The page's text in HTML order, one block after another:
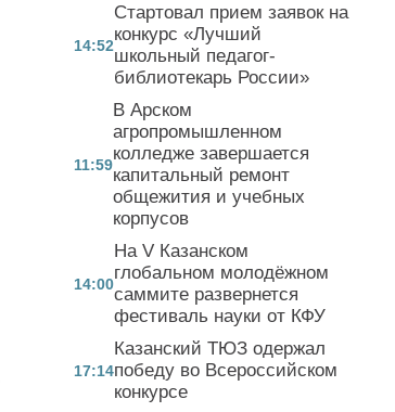
14:52
Стартовал прием заявок на
конкурс «Лучший
школьный педагог-
библиотекарь России»
11:59
В Арском
агропромышленном
колледже завершается
капитальный ремонт
общежития и учебных
корпусов
14:00
На V Казанском
глобальном молодёжном
саммите развернется
фестиваль науки от КФУ
17:14
Казанский ТЮЗ одержал
победу во Всероссийском
конкурсе